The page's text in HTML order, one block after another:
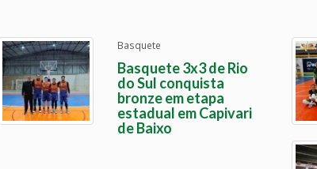
Basquete
Basquete 3x3 de Rio
do Sul conquista
bronze em etapa
estadual em Capivari
de Baixo